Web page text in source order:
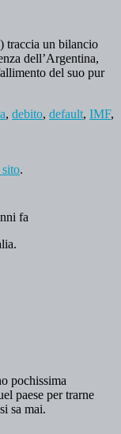
) traccia un bilancio
dell’Argentina,
del suo pur
, debito, default, IMF,
.